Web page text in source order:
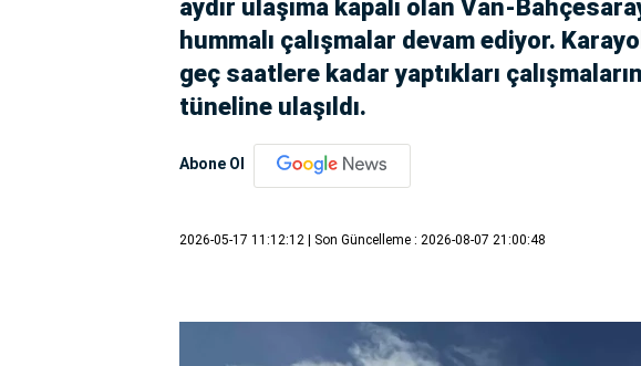
aydır ulaşıma kapalı olan Van-
hummalı çalışmalar devam ediyor.
geç saatlere kadar yaptıkları
tüneline ulaşıldı.
Abone Ol
2026-05-17 11:12:12 | Son Güncelleme : 2026-08-07 21:00:48